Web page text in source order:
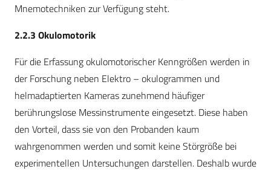
Mnemotechniken zur Verfügung steht.
2.2.3 Okulomotorik
Für die Erfassung okulomotorischer Kenngrößen werden in
der Forschung neben Elektro – okulogrammen und
helmadaptierten Kameras zunehmend häufiger
berührungslose Messinstrumente eingesetzt. Diese haben
den Vorteil, dass sie von den Probanden kaum
wahrgenommen werden und somit keine Störgröße bei
experimentellen Untersuchungen darstellen. Deshalb wurde